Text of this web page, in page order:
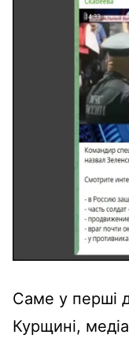
Саме у перші
Курщині,